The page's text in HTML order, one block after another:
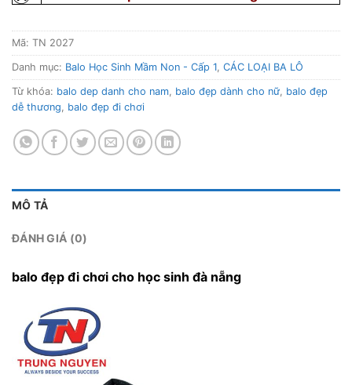
Mã: TN 2027
Danh mục: Balo Học Sinh Mầm Non - Cấp 1 CÁC LOẠI BA LÔ
Từ khóa: balo dep danh cho nam balo đẹp dành cho nữ balo đẹp
dễ thương
balo đẹp đi chơi
MÔ TẢ
ĐÁNH GIÁ (0)
balo đẹp đi chơi cho học sinh đà nẵng